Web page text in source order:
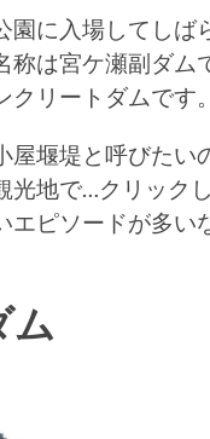
園に入場してしば
称は宮ケ瀬副ダ
リートダムです。
屋堰堤と呼びたい
光地で…クリック
エピソードが多い
ム